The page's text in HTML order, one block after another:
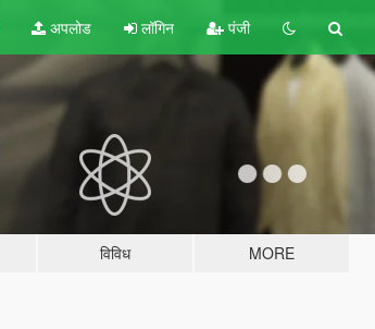
अपलोड लॉगिन पंजी
विविध MORE